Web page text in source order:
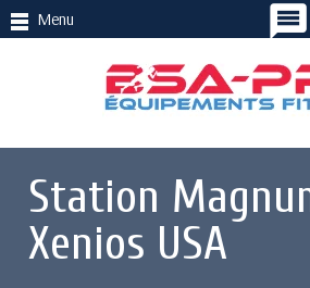
Menu message
Station
Xenios USA